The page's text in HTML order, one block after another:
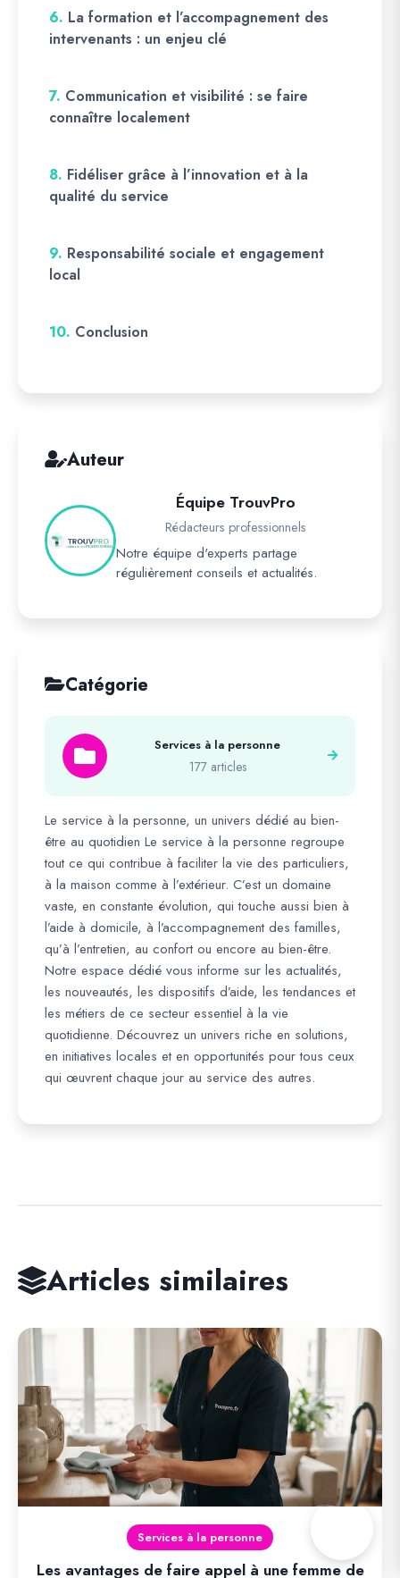
6. La formation et l’accompagnement des
intervenants : un enjeu clé
7. Communication et visibilité : se faire
connaître localement
8. Fidéliser grâce à l’innovation et à la
qualité du service
9. Responsabilité sociale et engagement
local
10. Conclusion
Auteur
Équipe TrouvPro
Rédacteurs professionnels
Notre équipe d'experts partage
régulièrement conseils et actualités.
Catégorie
Services à la personne
177 articles
Le service à la personne, un univers dédié au bien-
être au quotidien Le service à la personne regroupe
tout ce qui contribue à faciliter la vie des particuliers,
à la maison comme à l’extérieur. C’est un domaine
vaste, en constante évolution, qui touche aussi bien à
l’aide à domicile, à l’accompagnement des familles,
qu’à l’entretien, au confort ou encore au bien-être.
Notre espace dédié vous informe sur les actualités,
les nouveautés, les dispositifs d’aide, les tendances et
les métiers de ce secteur essentiel à la vie
quotidienne. Découvrez un univers riche en solutions,
en initiatives locales et en opportunités pour tous ceux
qui œuvrent chaque jour au service des autres.
Articles similaires
Services à la personne
Les avantages de faire appel à une femme de